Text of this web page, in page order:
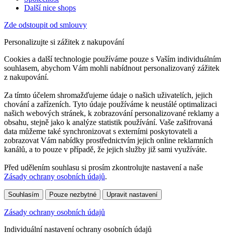
Další nice shops
Zde odstoupit od smlouvy
Personalizujte si zážitek z nakupování
Cookies a další technologie používáme pouze s Vaším individuálním
souhlasem, abychom Vám mohli nabídnout personalizovaný zážitek
z nakupování.
Za tímto účelem shromažďujeme údaje o našich uživatelích, jejich
chování a zařízeních. Tyto údaje používáme k neustálé optimalizaci
našich webových stránek, k zobrazování personalizované reklamy a
obsahu, stejně jako k analýze statistik používání. Vaše zašifrovaná
data můžeme také synchronizovat s externími poskytovateli a
zobrazovat Vám nabídky prostřednictvím jejich online reklamních
kanálů, a to pouze v případě, že jejich služby již sami využíváte.
Před udělením souhlasu si prosím zkontrolujte nastavení a naše
Zásady ochrany osobních údajů.
Souhlasím Pouze nezbytné Upravit nastavení
Zásady ochrany osobních údajů
Individuální nastavení ochrany osobních údajů